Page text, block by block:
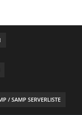
/ SAMP SERVERLISTE